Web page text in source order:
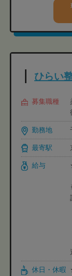
ひらい
募集職種
勤務地
最寄駅
給与
休日・休暇